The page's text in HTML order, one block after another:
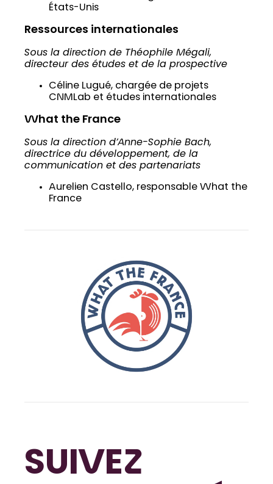
États-Unis
Ressources internationales
Sous la direction de Théophile Mégali,
directeur des études et de la prospective
Céline Lugué, chargée de projets
CNMLab et études internationales
What the France
Sous la direction d’Anne-Sophie Bach,
directrice du développement, de la
communication et des partenariats
Aurelien Castello, responsable What the
France
SUIVEZ